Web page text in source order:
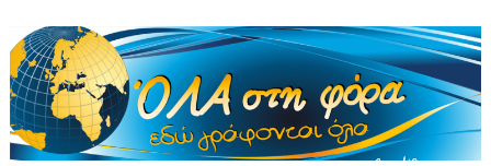
στο
περιεχόμενο